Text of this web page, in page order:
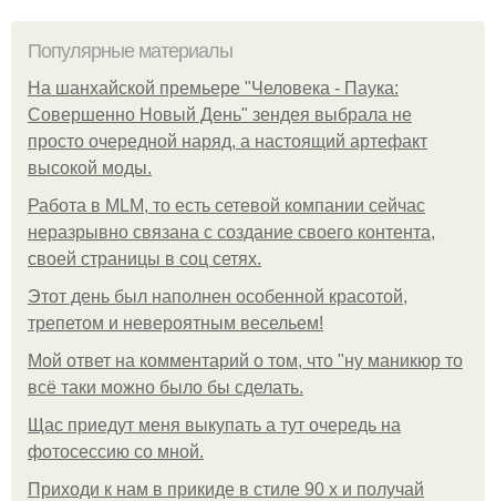
Популярные материалы
На шанхайской премьере "Человека - Паука:
Совершенно Новый День" зендея выбрала не
просто очередной наряд, а настоящий артефакт
высокой моды.
Работа в MLM, то есть сетевой компании сейчас
неразрывно связана с создание своего контента,
своей страницы в соц сетях.
Этот день был наполнен особенной красотой,
трепетом и невероятным весельем!
Мой ответ на комментарий о том, что "ну маникюр то
всё таки можно было бы сделать.
Щас приедут меня выкупать а тут очередь на
фотосессию со мной.
Приходи к нам в прикиде в стиле 90 х и получай